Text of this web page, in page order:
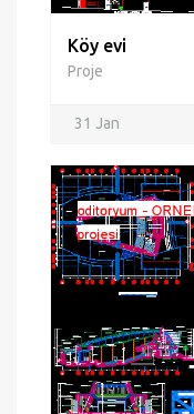
Köy evi
Proje
31 Jan